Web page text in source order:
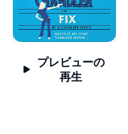
プレビューの
再生